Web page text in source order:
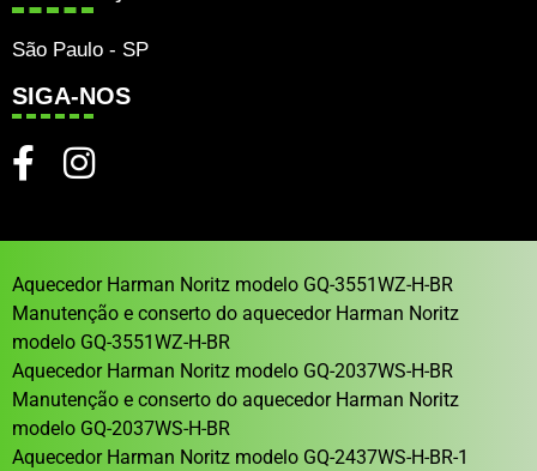
São Paulo - SP
SIGA-NOS
Aquecedor Harman Noritz modelo GQ-3551WZ-H-BR
Manutenção e conserto do aquecedor Harman Noritz
modelo GQ-3551WZ-H-BR
Aquecedor Harman Noritz modelo GQ-2037WS-H-BR
Manutenção e conserto do aquecedor Harman Noritz
modelo GQ-2037WS-H-BR
Aquecedor Harman Noritz modelo GQ-2437WS-H-BR-1